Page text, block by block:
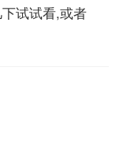
试试看,或者